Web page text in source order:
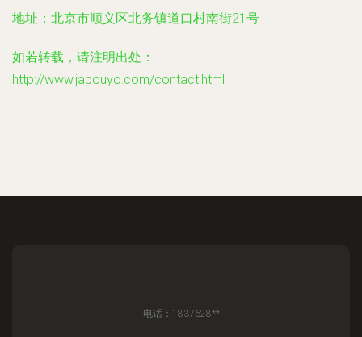
地址：北京市顺义区北务镇道口村南街21号
如若转载，请注明出处：
http://www.jabouyo.com/contact.html
电话：1837628**